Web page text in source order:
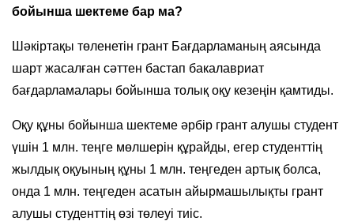
бойынша шектеме бар ма?
Шәкіртақы төленетін грант Бағдарламаның аясында
шарт жасалған сәттен бастап бакалавриат
бағдарламалары бойынша толық оқу кезеңін қамтиды.
Оқу құны бойынша шектеме әрбір грант алушы студент
үшін 1 млн. теңге мөлшерін құрайды, егер студенттің
жылдық оқуының құны 1 млн. теңгеден артық болса,
онда 1 млн. теңгеден асатын айырмашылықты грант
алушы студенттің өзі төлеуі тиіс.